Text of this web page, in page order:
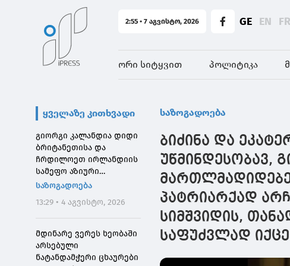
2:55 • 7 აგვისტო, 2026 GE EN FR
ორი სიტყვით პოლიტიკა
ყველაზე კითხვადი
გიორგი კალანდია დიდი
ბრიტანეთისა და
ჩრდილოეთ ირლანდიის
სამეფო აზიური
საზოგადოების
საზოგადოება
13:29 • 4 აგვისტო, 2026
მდინარე ვერეს ხეობაში
არსებული
ნატანდამჭერი ცხაურები
საზოგადოება
ბიძინა და
უწმინდესობავ,
პატრიარქად
სიმშვიდის,
საფუძვლად